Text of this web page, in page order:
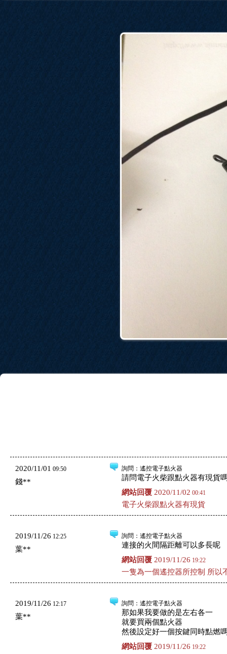
2020/11/01 09:50
錢**
詢問 ：遙控電子點火器
請問電子火柴跟點火器有現貨
網站回覆 2020/11/02 00:41
電子火柴跟點火器有現貨
2019/11/26 12:25
葉**
詢問 ：遙控電子點火器
連接的火間隔距離可以多長呢
網站回覆 2019/11/26 19:22
一隻為一個遙控器所控制 所以
2019/11/26 12:17
葉**
詢問 ：遙控電子點火器
那如果我要做的是左右各一
就要買兩個點火器
然後設定好一個按鍵同時點燃
網站回覆 2019/11/26 19:22